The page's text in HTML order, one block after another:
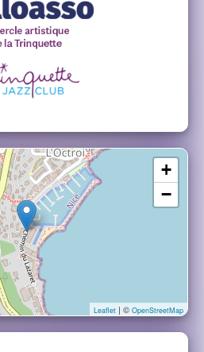
+
−
Leaflet | © OpenStreetMap